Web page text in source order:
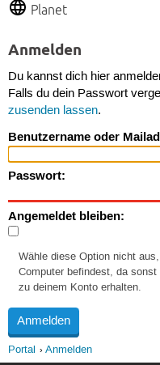
Planet
Anmelden
Du kannst dich hier
Falls du dein Passwort
zusenden lassen.
Benutzername oder
Passwort:
Angemeldet bleiben:
Wähle diese Option nicht
Computer befindest, da
zu deinem Konto erhalten.
Portal Anmelden